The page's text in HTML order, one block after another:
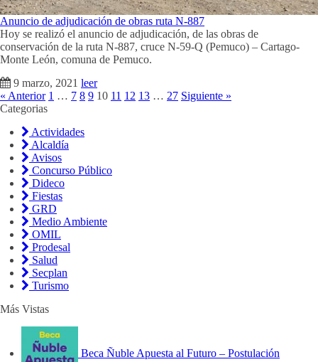
Anuncio de adjudicación de obras ruta N-887
Hoy se realizó el anuncio de adjudicación, de las obras de
conservación de la ruta N-887, cruce N-59-Q (Pemuco) – Cartago-
Monte León, comuna de Pemuco.
9 marzo, 2021 leer
« Anterior 1 … 7 8 9 10 11 12 13 … 27 Siguiente »
Categorias
Actividades
Alcaldía
Avisos
Concurso Público
Dideco
Fiestas
GRD
Medio Ambiente
OMIL
Prodesal
Salud
Secplan
Turismo
Más Vistas
Beca Ñuble Apuesta al Futuro – Postulación